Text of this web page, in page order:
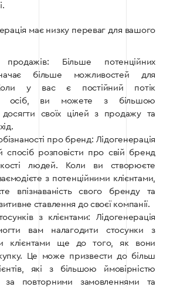
має низку переваг для вашого
продажів: Більше потенційних
більше можливостей для
у вас є постійний потік
осіб, ви можете з більшою
досягти своїх цілей з продажу та
про бренд: Лідогенерація
спосіб розповісти про свій бренд
людей. Коли ви створюєте
з потенційними клієнтами,
впізнаваність свого бренду та
ставлення до своєї компанії.
з клієнтами: Лідогенерація
вам налагодити стосунки з
клієнтами ще до того, як вони
Це може призвести до більш
які з більшою ймовірністю
за повторними замовленнями та